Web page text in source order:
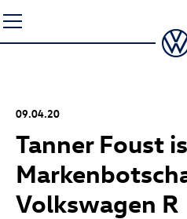
Seiteninhalt
springen
09.04.20
Tanner Foust
Volkswagen R